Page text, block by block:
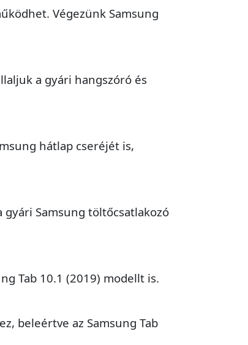
Végezünk Samsung
a gyári hangszóró és
hátlap cseréjét is,
Samsung töltőcsatlakozó
Tab 10.1 (2019) modellt is.
beleértve az Samsung Tab